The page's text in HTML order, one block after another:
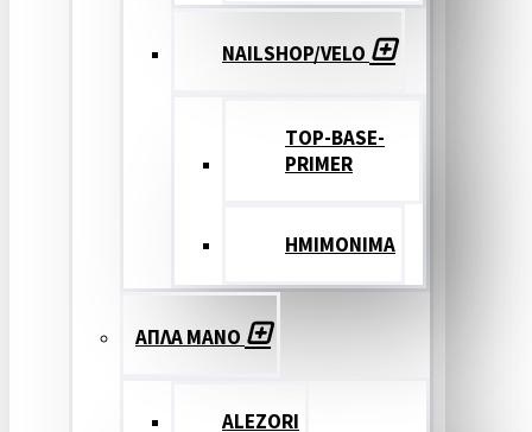
NAILSHOP/VELO
TOP-BASE-
PRIMER
ΗΜΙΜΟΝΙΜΑ
ΑΠΛΑ ΜΑΝΟ
ALEZORI